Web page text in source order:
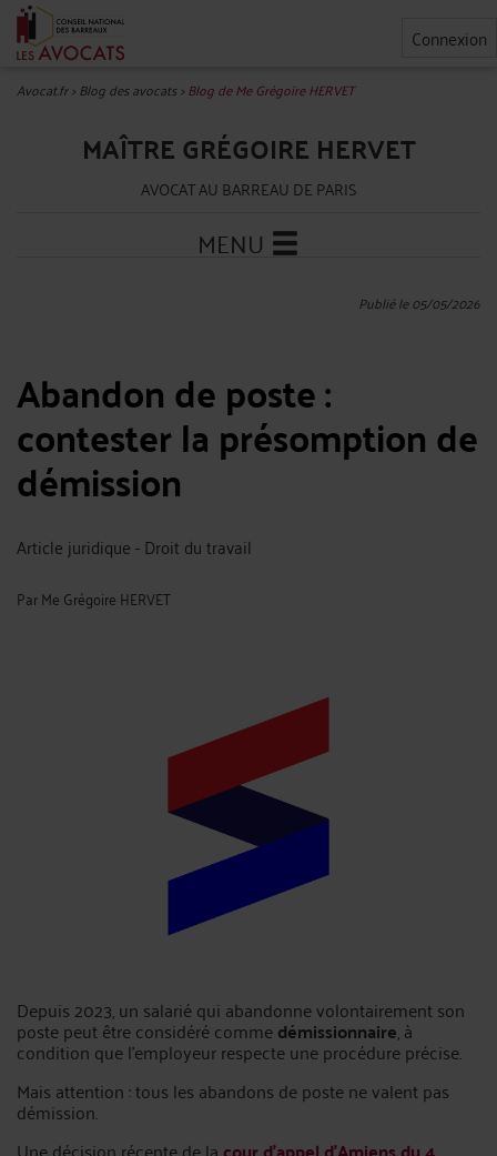
Connexion
Avocat.fr>Blog des avocats>Blog de Me Grégoire HERVET
MAÎTRE GRÉGOIRE HERVET
AVOCAT AU BARREAU DE PARIS
MENU
Publié le 05/05/2026
Abandon de poste :
contester la présomption de
démission
Article juridique - Droit du travail
ParMe Grégoire HERVET
Depuis 2023, un salarié qui abandonne volontairement son
poste peut être considéré commedémissionnaire, à
condition que l’employeur respecte une procédure précise.
Mais attention : tous les abandons de poste ne valent pas
démission.